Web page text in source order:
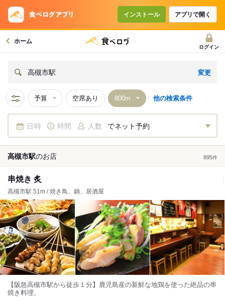
インストール アプリで開く
ホーム
ログイン
高槻市駅 変更
予算 空席あり 他の検索条件
日時 時間 人数 でネット予約
高槻市駅のお店 895件
串焼き 炙
高槻市駅 51m / 焼き鳥、鍋、居酒屋
【阪急高槻市駅から徒歩１分】鹿児島産の新鮮な地鶏を使った絶品の串
焼き料理。